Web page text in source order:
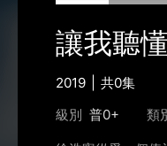
讓我聽
2019
共0集
級別 普0+ 類